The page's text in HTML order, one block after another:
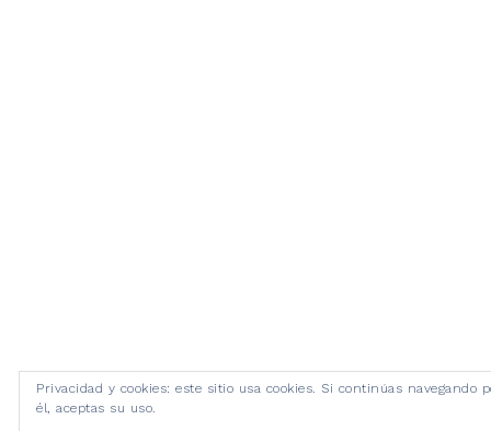
Privacidad y cookies: este sitio usa cookies. Si continúas navegando
él, aceptas su uso.